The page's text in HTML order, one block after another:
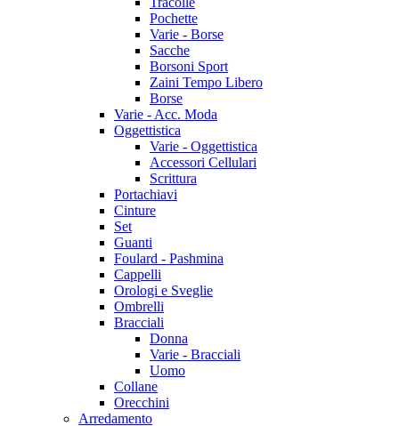
Pochette
Varie - Borse
Sacche
Borsoni Sport
Zaini Tempo Libero
Borse
Varie - Acc. Moda
Oggettistica
Varie - Oggettistica
Accessori Cellulari
Scrittura
Portachiavi
Cinture
Set
Guanti
Foulard - Pashmina
Cappelli
Orologi e Sveglie
Ombrelli
Bracciali
Donna
Varie - Bracciali
Uomo
Collane
Orecchini
Arredamento